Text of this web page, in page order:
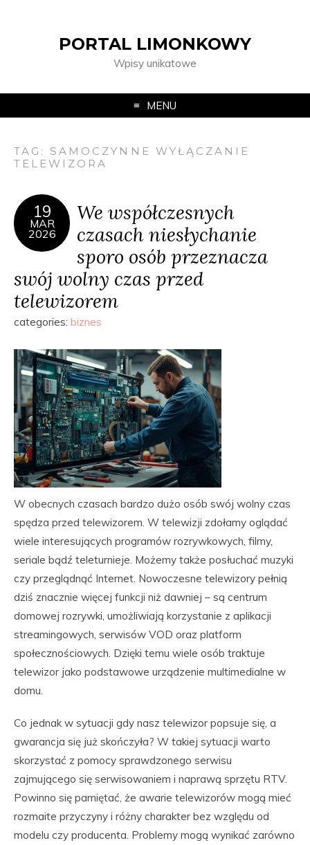
PORTAL LIMONKOWY
Wpisy unikatowe
MENU
TAG: SAMOCZYNNE WYŁĄCZANIE
TELEWIZORA
19
MAR
2026
We współczesnych
czasach niesłychanie
sporo osób przeznacza
swój wolny czas przed
telewizorem
categories: biznes
W obecnych czasach bardzo dużo osób swój wolny czas
spędza przed telewizorem. W telewizji zdołamy oglądać
wiele interesujących programów rozrywkowych, filmy,
seriale bądź teleturnieje. Możemy także posłuchać muzyki
czy przeglądnąć Internet. Nowoczesne telewizory pełnią
dziś znacznie więcej funkcji niż dawniej – są centrum
domowej rozrywki, umożliwiają korzystanie z aplikacji
streamingowych, serwisów VOD oraz platform
społecznościowych. Dzięki temu wiele osób traktuje
telewizor jako podstawowe urządzenie multimedialne w
domu.
Co jednak w sytuacji gdy nasz telewizor popsuje się, a
gwarancja się już skończyła? W takiej sytuacji warto
skorzystać z pomocy sprawdzonego serwisu
zajmującego się serwisowaniem i naprawą sprzętu RTV.
Powinno się pamiętać, że awarie telewizorów mogą mieć
rozmaite przyczyny i różny charakter bez względu od
modelu czy producenta. Problemy mogą wynikać zarówno